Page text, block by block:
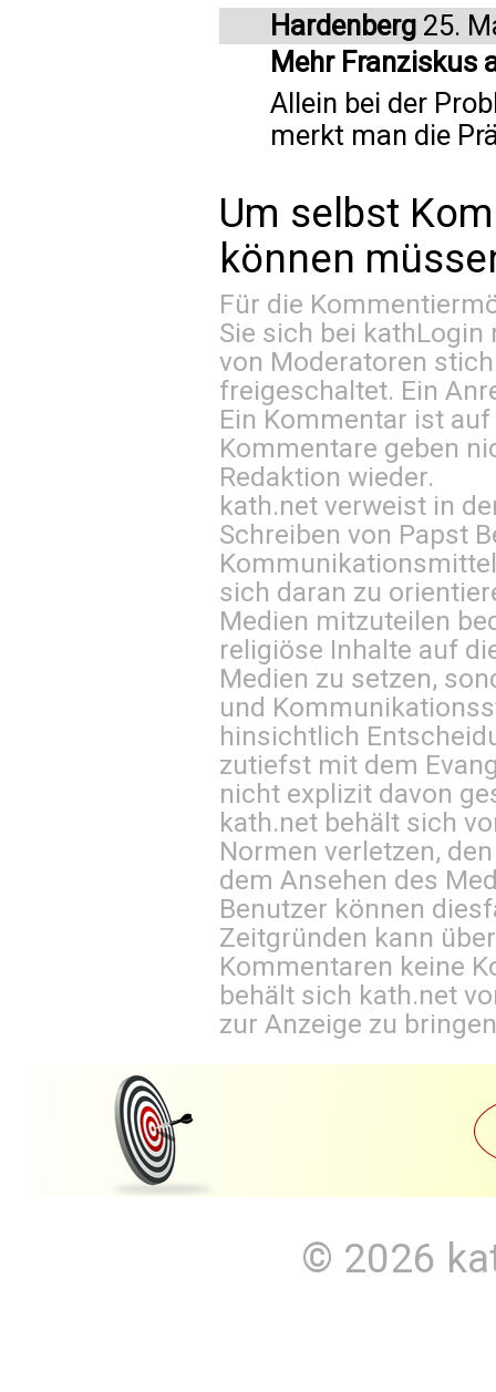
Hardenberg 25.
Mehr Franziskus
Allein bei der
merkt man die
Um selbst
können
Für die
Sie sich bei kathLogin
von Moderatoren
freigeschaltet. Ein
Ein Kommentar ist
Kommentare geben
Redaktion wieder.
kath.net verweist in
Schreiben von Papst
sich daran zu
Medien mitzuteilen
religiöse Inhalte auf
Medien zu setzen,
und
hinsichtlich
zutiefst mit dem
nicht explizit davon
kath.net behält sich
Normen verletzen,
dem Ansehen des
Benutzer können
Zeitgründen kann
Kommentaren keine
behält sich kath.net
zur Anzeige zu
© 2026